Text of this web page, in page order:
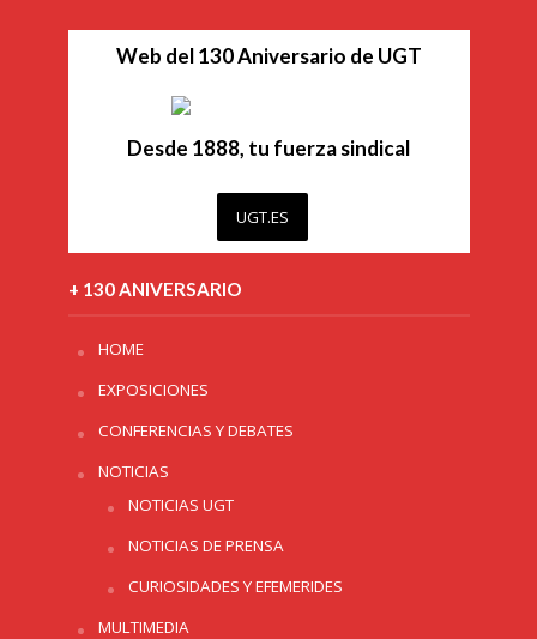
Web del 130 Aniversario de UGT
Desde 1888, tu fuerza sindical
UGT.ES
+ 130 ANIVERSARIO
HOME
EXPOSICIONES
CONFERENCIAS Y DEBATES
NOTICIAS
NOTICIAS UGT
NOTICIAS DE PRENSA
CURIOSIDADES Y EFEMERIDES
MULTIMEDIA